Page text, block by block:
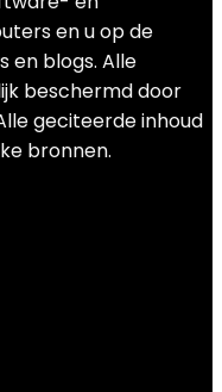
en u op de
en blogs. Alle
beschermd door
geciteerde inhoud
bronnen.